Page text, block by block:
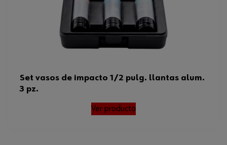
Set vasos de impacto 1/2 pulg. llantas alum.
3 pz.
Ver producto